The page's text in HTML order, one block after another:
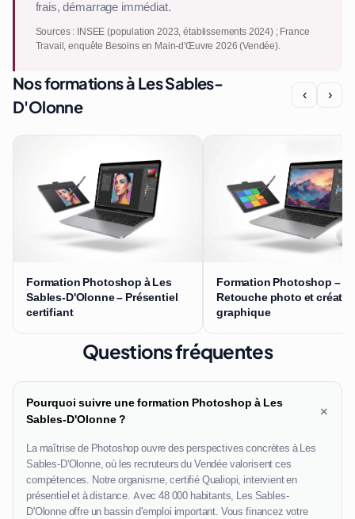
frais, démarrage immédiat.
Sources : INSEE (population 2023, établissements 2024) ; France
Travail, enquête Besoins en Main-d'Œuvre 2026 (Vendée).
Nos formations à Les Sables-
D'Olonne
‹ ›
Formation Photoshop à Les
Sables-D'Olonne – Présentiel
certifiant
Formation Photoshop –
Retouche photo et
graphique
Questions fréquentes
Pourquoi suivre une formation Photoshop à Les
Sables-D'Olonne ?
+
La maîtrise de Photoshop ouvre des perspectives concrètes à Les
Sables-D'Olonne, où les recruteurs du Vendée valorisent ces
compétences. Notre organisme, certifié Qualiopi, intervient en
présentiel et à distance. Avec 48 000 habitants, Les Sables-
D'Olonne offre un bassin d'emploi important. Vous financez votre